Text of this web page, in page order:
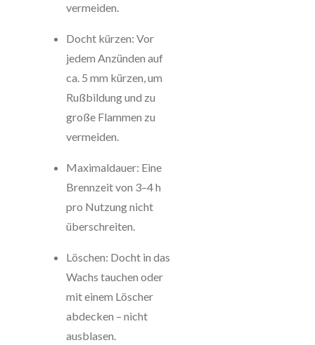
vermeiden.
Docht kürzen: Vor
jedem Anzünden auf
ca. 5 mm kürzen, um
Rußbildung und zu
große Flammen zu
vermeiden.
Maximaldauer: Eine
Brennzeit von 3–4 h
pro Nutzung nicht
überschreiten.
Löschen: Docht in das
Wachs tauchen oder
mit einem Löscher
abdecken – nicht
ausblasen.